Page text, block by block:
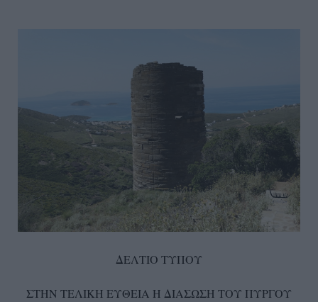
ΔΕΛΤΙΟ ΤΥΠΟΥ
ΣΤΗΝ ΤΕΛΙΚΗ ΕΥΘΕΙΑ Η ΔΙΑΣΩΣΗ ΤΟΥ ΠΥΡΓΟΥ